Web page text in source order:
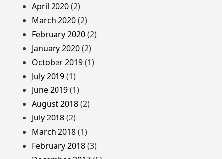
April 2020(2)
March 2020(2)
February 2020(2)
January 2020(2)
October 2019(1)
July 2019(1)
June 2019(1)
August 2018(2)
July 2018(2)
March 2018(1)
February 2018(3)